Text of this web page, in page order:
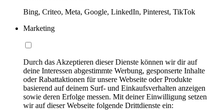
Bing, Criteo, Meta, Google, LinkedIn, Pinterest, TikTok
Marketing
Durch das Akzeptieren dieser Dienste können wir dir auf
deine Interessen abgestimmte Werbung, gesponserte Inhalte
oder Rabattaktionen für unsere Webseite oder Produkte
basierend auf deinem Surf- und Einkaufsverhalten anzeigen
sowie deren Erfolge messen. Mit deiner Einwilligung setzen
wir auf dieser Webseite folgende Drittdienste ein: